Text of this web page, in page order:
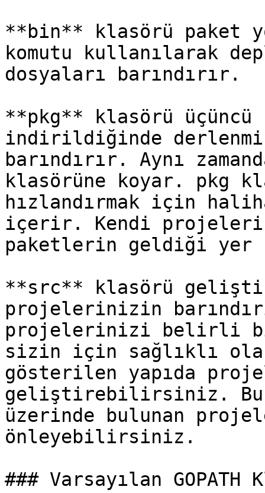
**bin** klasörü
komutu kullanılarak
dosyaları barındırır.
**pkg** klasörü
indirildiğinde
barındırır. Aynı
klasörüne koyar. pkg
hızlandırmak için
içerir. Kendi
paketlerin geldiği yer
**src** klasörü
projelerinizin
projelerinizi belirli bir
sizin için sağlıklı
gösterilen yapıda
geliştirebilirsiniz. Bu
üzerinde bulunan
önleyebilirsiniz.
### Varsayılan